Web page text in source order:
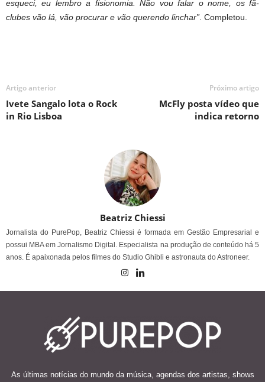
esqueci, eu lembro a fisionomia. Não vou falar o nome, os fã-
clubes vão lá, vão procurar e vão querendo linchar” . Completou.
Artigo anterior
Ivete Sangalo lota o Rock
in Rio Lisboa
Próximo artigo
McFly posta vídeo que
indica retorno
Beatriz Chiessi
Jornalista do PurePop, Beatriz Chiessi é formada em Gestão Empresarial e
possui MBA em Jornalismo Digital. Especialista na produção de conteúdo há 5
anos. É apaixonada pelos filmes do Studio Ghibli e astronauta do Astroneer.
As últimas notícias do mundo da música, agendas dos artistas, shows